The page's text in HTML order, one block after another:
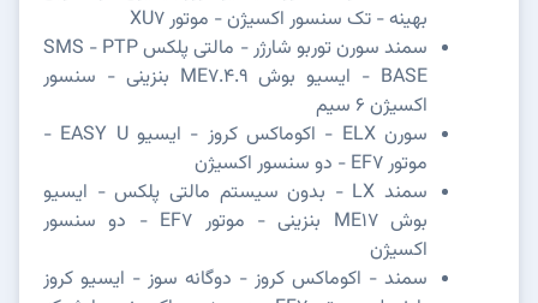
بهینه - تک سنسور اکسیژن - موتور XU7
سمند سورن توربو شارژر - مالتی پلکس SMS - PTP
BASE - ایسیو بوش ME7.4.9 بنزینی - سنسور
اکسیژن 6 سیم
سورن ELX - اکوماکس کروز - ایسیو EASY U -
موتور EF7 - دو سنسور اکسیژن
سمند LX - بدون سیستم مالتی پلکس - ایسیو
بوش ME17 بنزینی - موتور EF7 - دو سنسور
اکسیژن
سمند - اکوماکس کروز - دوگانه سوز - ایسیو کروز